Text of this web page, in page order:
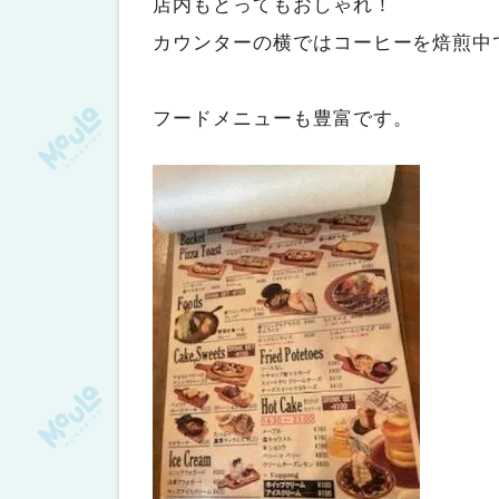
カウンターの横ではコーヒーを焙煎中
フードメニューも豊富です。